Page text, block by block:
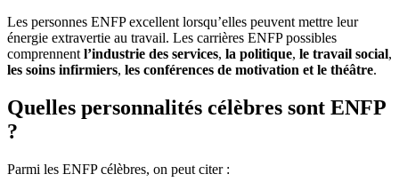
Les personnes ENFP excellent lorsqu’elles peuvent mettre leur
énergie extravertie au travail. Les carrières ENFP possibles
comprennent l’industrie des services, la politique, le travail social,
les soins infirmiers, les conférences de motivation et le théâtre.
Quelles personnalités célèbres sont ENFP
?
Parmi les ENFP célèbres, on peut citer :